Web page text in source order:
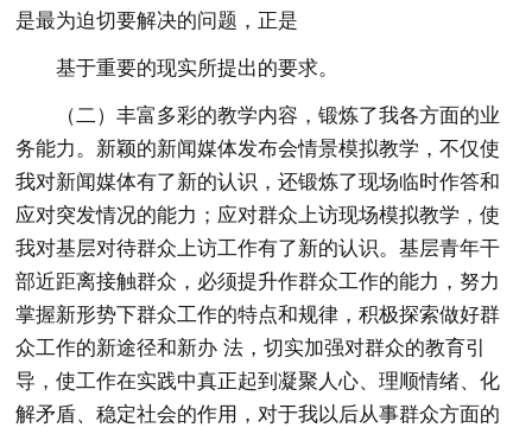
是最为迫切要解决的问题，正是
基于重要的现实所提出的要求。
（二）丰富多彩的教学内容，锻炼了我各方面的业
务能力。新颖的新闻媒体发布会情景模拟教学，不仅使
我对新闻媒体有了新的认识，还锻炼了现场临时作答和
应对突发情况的能力；应对群众上访现场模拟教学，使
我对基层对待群众上访工作有了新的认识。基层青年干
部近距离接触群众，必须提升作群众工作的能力，努力
掌握新形势下群众工作的特点和规律，积极探索做好群
众工作的新途径和新办 法，切实加强对群众的教育引
导，使工作在实践中真正起到凝聚人心、理顺情绪、化
解矛盾、稳定社会的作用，对于我以后从事群众方面的